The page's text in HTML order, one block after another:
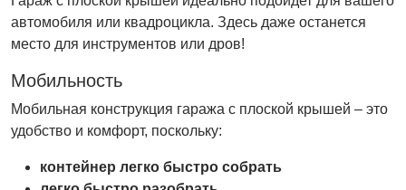
автомобиля или квадроцикла. Здесь даже останется
место для инструментов или дров!
Мобильность
Мобильная конструкция гаража с плоской крышей – это
удобство и комфорт, поскольку:
контейнер легко быстро собрать